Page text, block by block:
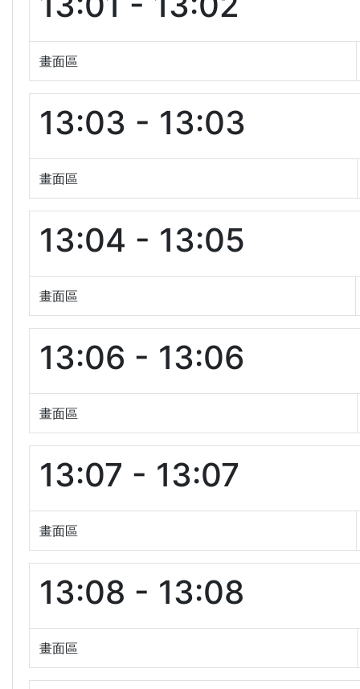
畫面區
13:03 - 13:03
畫面區
13:04 - 13:05
畫面區
13:06 - 13:06
畫面區
13:07 - 13:07
畫面區
13:08 - 13:08
畫面區